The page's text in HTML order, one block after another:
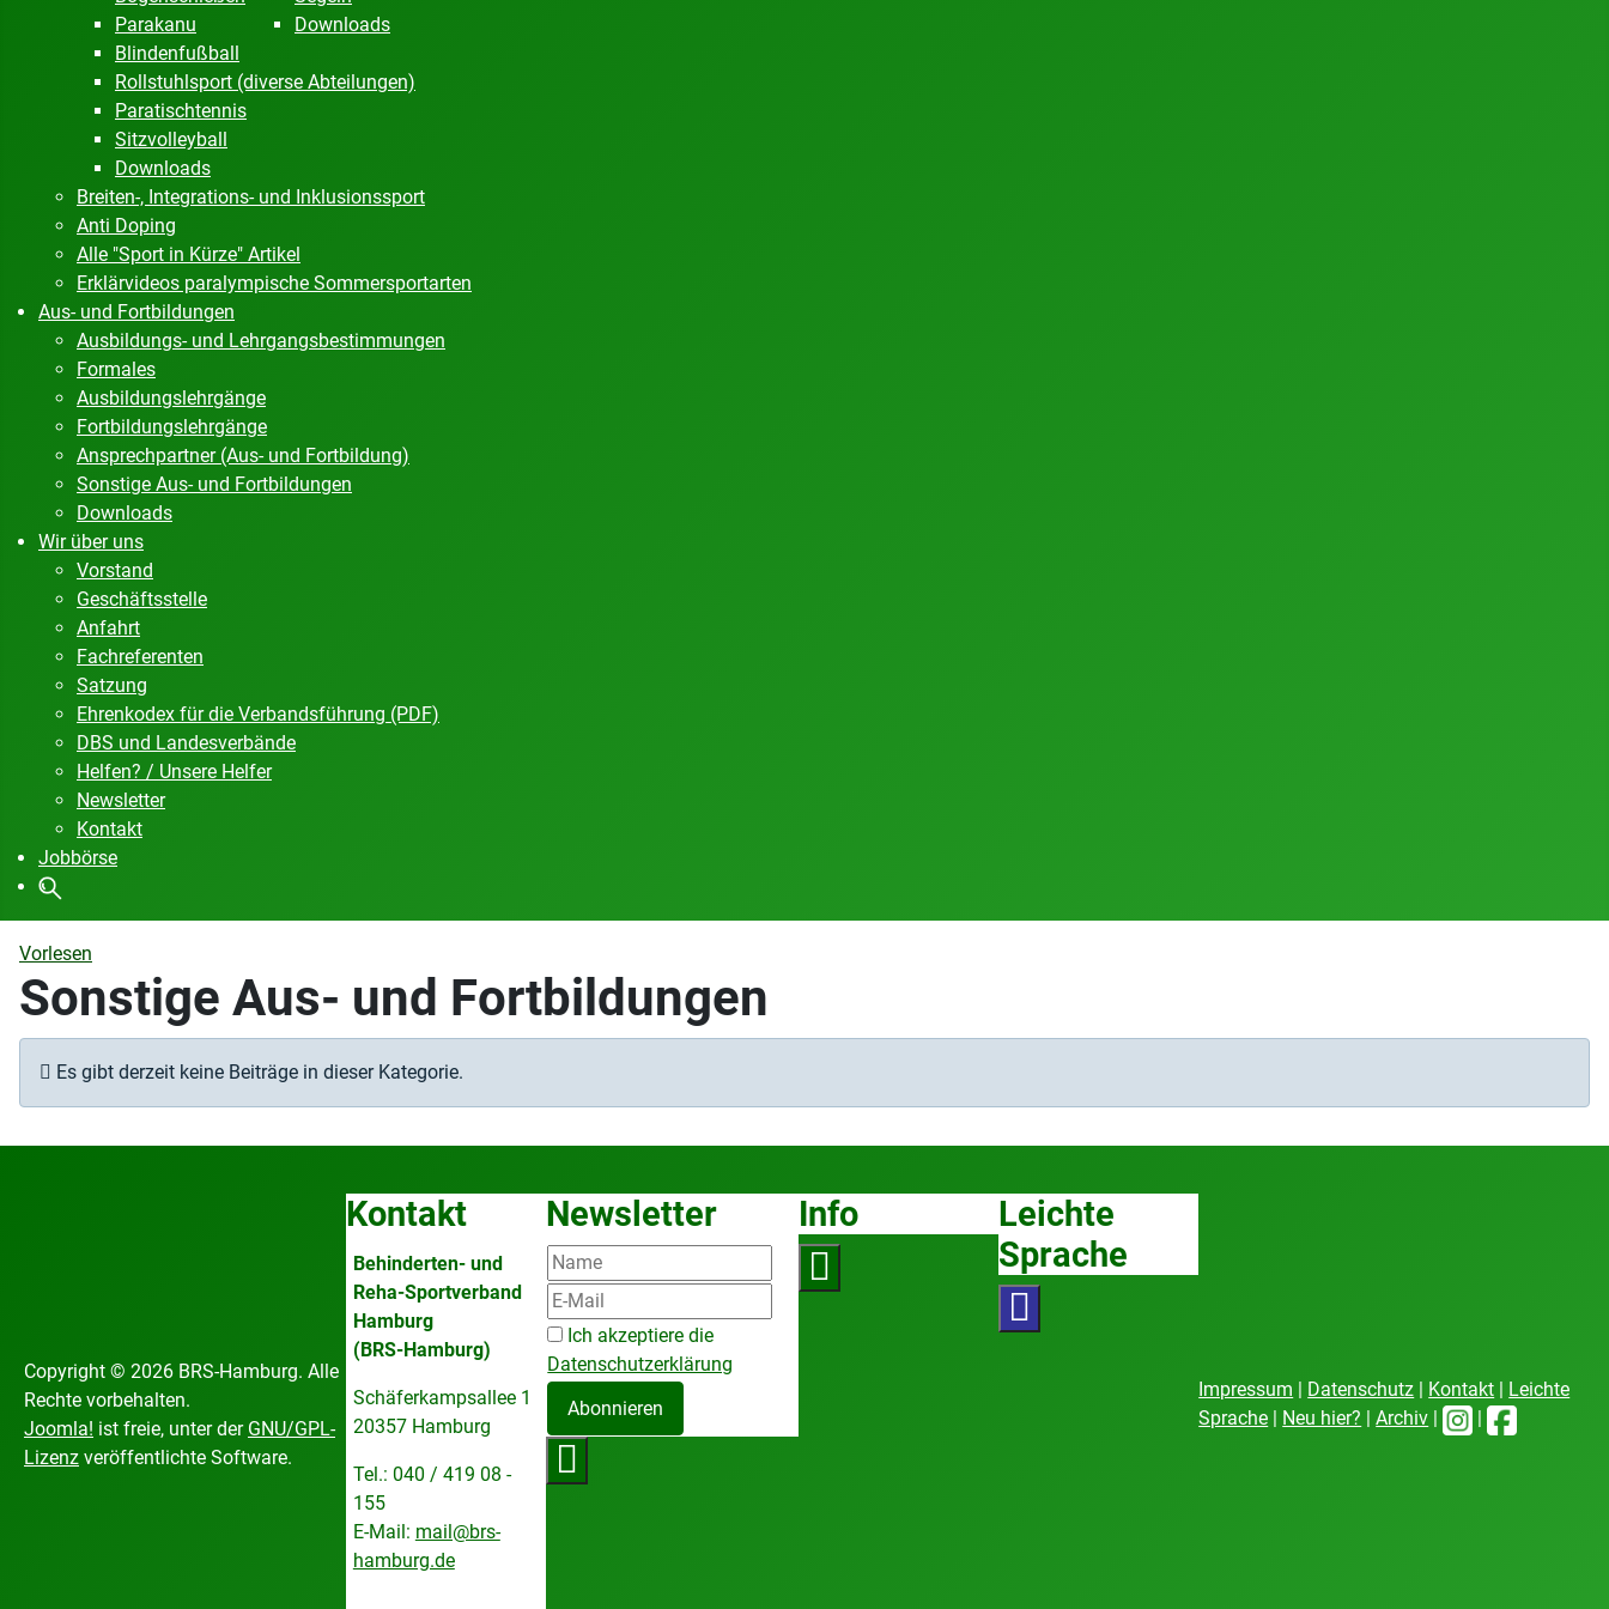
Parakanu
Downloads
Blindenfußball
Rollstuhlsport (diverse Abteilungen)
Paratischtennis
Sitzvolleyball
Downloads
Breiten-, Integrations- und Inklusionssport
Anti Doping
Alle "Sport in Kürze" Artikel
Erklärvideos paralympische Sommersportarten
Aus- und Fortbildungen
Ausbildungs- und Lehrgangsbestimmungen
Formales
Ausbildungslehrgänge
Fortbildungslehrgänge
Ansprechpartner (Aus- und Fortbildung)
Sonstige Aus- und Fortbildungen
Downloads
Wir über uns
Vorstand
Geschäftsstelle
Anfahrt
Fachreferenten
Satzung
Ehrenkodex für die Verbandsführung (PDF)
DBS und Landesverbände
Helfen? / Unsere Helfer
Newsletter
Kontakt
Jobbörse
Vorlesen
Sonstige Aus- und Fortbildungen
Information
Es gibt derzeit keine Beiträge in dieser Kategorie.
Copyright © 2026 BRS-Hamburg. Alle
Rechte vorbehalten.
Joomla! ist freie, unter der GNU/GPL-
Lizenz veröffentlichte Software.
Kontakt
Behinderten- und
Reha-Sportverband
Hamburg
(BRS-Hamburg)
Schäferkampsallee 1
20357 Hamburg
Tel.: 040 / 419 08 -
155
E-Mail: mail@brs-
hamburg.de
Newsletter
Ich akzeptiere die
Datenschutzerklärung
Abonnieren
Info
Leichte
Sprache
Impressum Datenschutz Kontakt
Leichte
Sprache
Neu hier? |Archiv